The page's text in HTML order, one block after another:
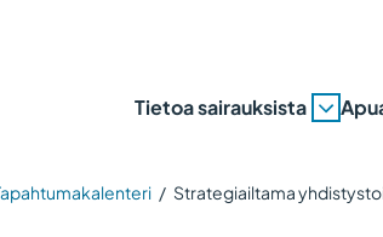
Tietoa sairauksista
/ Strategiailtama